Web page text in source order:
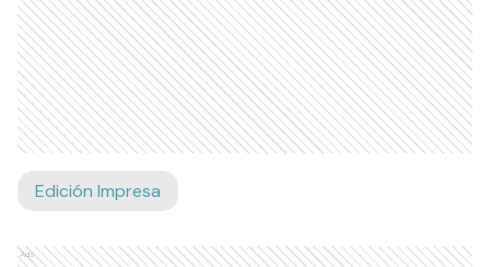
Edición Impresa
Ads